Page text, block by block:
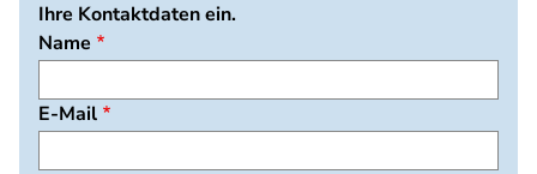
Ihre Kontaktdaten ein.
Name
E-Mail